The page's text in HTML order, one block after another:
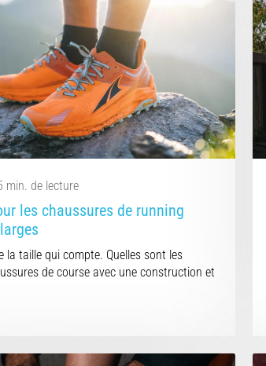
min. de lecture
les chaussures de running
la taille qui compte. Quelles sont les
de course avec une construction et